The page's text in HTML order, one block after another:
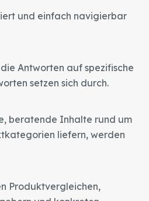
und einfach navigierbar
Antworten auf spezifische
setzen sich durch.
beratende Inhalte rund um
liefern, werden
Produktvergleichen,